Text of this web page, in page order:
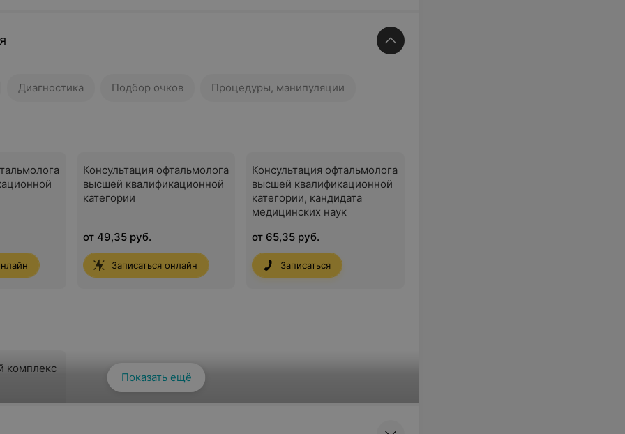
Диагностика Подбор очков Процедуры, манипуляции
Консультация офтальмолога
высшей квалификационной
категории
от 49,35 руб.
Записаться онлайн
Консультация офтальмолога
высшей квалификационной
категории, кандидата
медицинских наук
от 65,35 руб.
Записаться
комплекс
Показать ещё